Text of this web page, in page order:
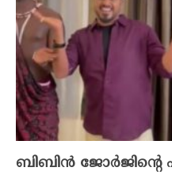
ബിബിൻ ജോർജിന്റെ